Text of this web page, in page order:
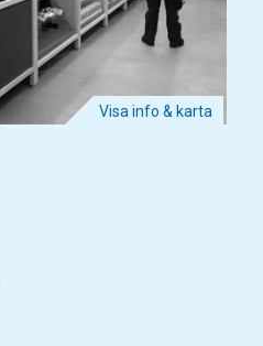
Visa info & karta